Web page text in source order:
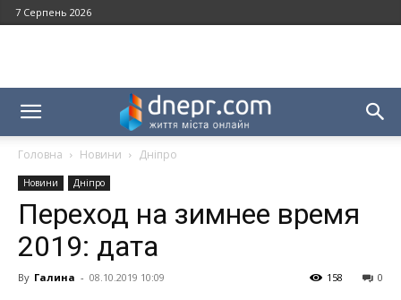
7 Серпень 2026
Головна Новини Дніпро
Новини Дніпро
Переход на зимнее время
2019: дата
By Галина - 08.10.2019 10:09 0
158